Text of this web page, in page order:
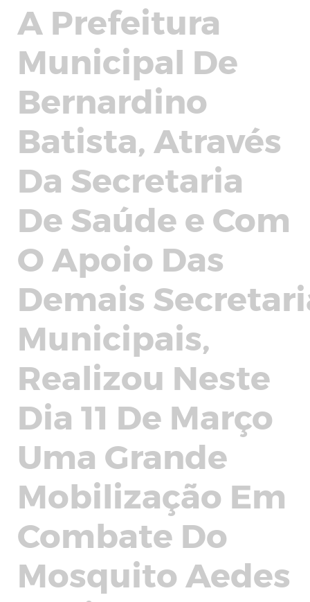
A Prefeitura
Municipal De
Bernardino
Batista, Através
Da Secretaria
De Saúde e Com
O Apoio Das
Demais
Municipais,
Realizou Neste
Dia 11 De Março
Uma Grande
Mobilização Em
Combate Do
Mosquito Aedes